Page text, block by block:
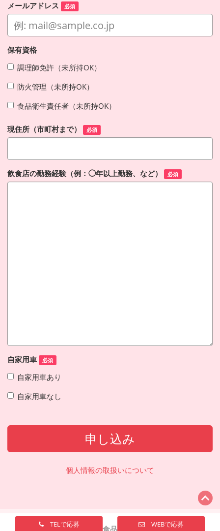
メールアドレス 必須
保有資格
調理師免許（未所持OK）
防火管理（未所持OK）
食品衛生責任者（未所持OK）
現住所（市町村まで） 必須
飲食店の勤務経験（例：◯年以上勤務、など） 必須
自家用車 必須
自家用車あり
自家用車なし
申し込み
個人情報の取扱いについて
TELで応募 WEBで応募
ナガサワ食品株式会社